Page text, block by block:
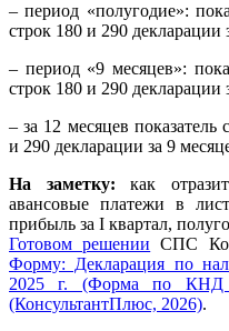
– период «полугодие»:
строк 180 и 290 декларации
– период «9 месяцев»:
строк 180 и 290 декларации
– за 12 месяцев
и 290 декларации за 9
На заметку: как
авансовые платежи в
прибыль за I квартал,
Готовом решении СПС
Форму: Декларация по
2025 г. (Форма по КНД
(КонсультантПлюс, 2026).